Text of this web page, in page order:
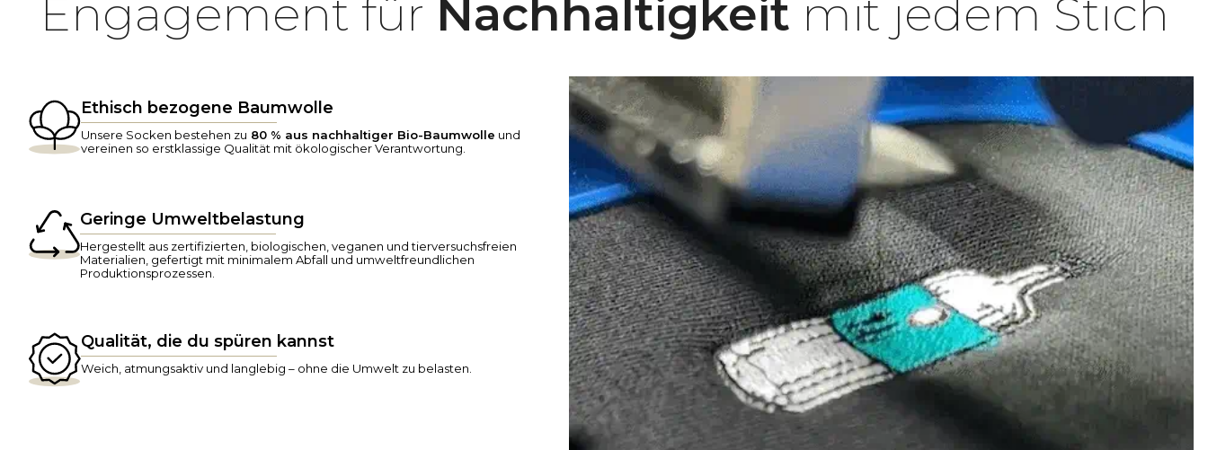
Engagement für Nachhaltigkeit mit jedem Stich
Ethisch bezogene Baumwolle
Unsere Socken bestehen zu 80 % aus nachhaltiger Bio-Baumwolle und
vereinen so erstklassige Qualität mit ökologischer Verantwortung.
Geringe Umweltbelastung
Hergestellt aus zertifizierten, biologischen, veganen und tierversuchsfreien
Materialien, gefertigt mit minimalem Abfall und umweltfreundlichen
Produktionsprozessen.
Qualität, die du spüren kannst
Weich, atmungsaktiv und langlebig – ohne die Umwelt zu belasten.